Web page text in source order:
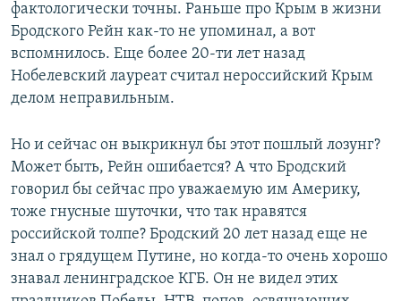
фактологически точны. Раньше про Крым в жизни
Бродского Рейн как-то не упоминал, а вот
вспомнилось. Еще более 20-ти лет назад
Нобелевский лауреат считал нероссийский Крым
делом неправильным.
Но и сейчас он выкрикнул бы этот пошлый лозунг?
Может быть, Рейн ошибается? А что Бродский
говорил бы сейчас про уважаемую им Америку,
тоже гнусные шуточки, что так нравятся
российской толпе? Бродский 20 лет назад еще не
знал о грядущем Путине, но когда-то очень хорошо
знавал ленинградское КГБ. Он не видел этих